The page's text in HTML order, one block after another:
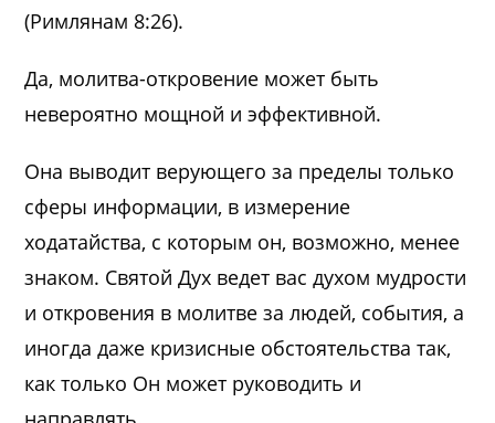
(Римлянам 8:26).
Да, молитва-откровение может быть
невероятно мощной и эффективной.
Она выводит верующего за пределы только
сферы информации, в измерение
ходатайства, с которым он, возможно, менее
знаком. Святой Дух ведет вас духом мудрости
и откровения в молитве за людей, события, а
иногда даже кризисные обстоятельства так,
как только Он может руководить и